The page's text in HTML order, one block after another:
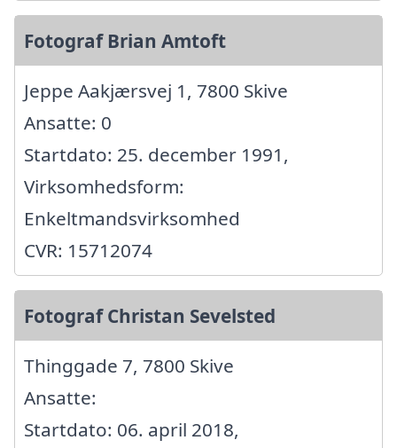
Fotograf Brian Amtoft
Jeppe Aakjærsvej 1, 7800 Skive
Ansatte: 0
Startdato: 25. december 1991,
Virksomhedsform:
Enkeltmandsvirksomhed
CVR: 15712074
Fotograf Christan Sevelsted
Thinggade 7, 7800 Skive
Ansatte:
Startdato: 06. april 2018,